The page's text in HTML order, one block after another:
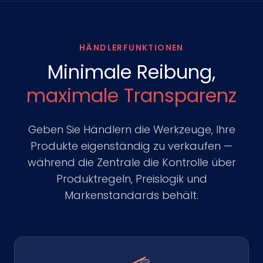
HÄNDLERFUNKTIONEN
Minimale Reibung,
maximale Transparenz
Geben Sie Händlern die Werkzeuge, Ihre
Produkte eigenständig zu verkaufen —
während die Zentrale die Kontrolle über
Produktregeln, Preislogik und
Markenstandards behält.